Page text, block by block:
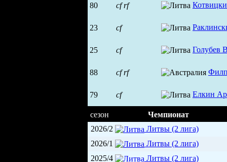
80 cf rf
23 cf
25 cf Голубев
88 cf rf
79 cf Елкин
сезон
Чемпионат
2026/2
Литвы (2 лига)
2026/1
Литвы (2 лига)
2025/4
Литвы (2 лига)